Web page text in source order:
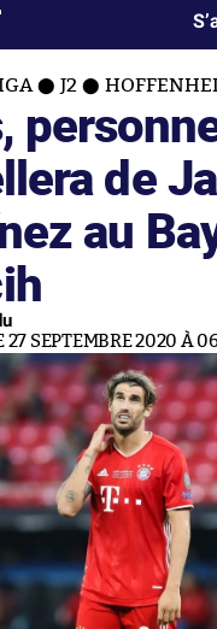
J2
de
au
27 SEPTEMBRE 2020 À